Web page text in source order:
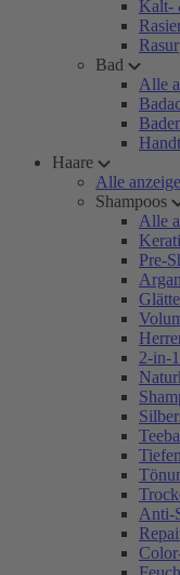
Kalt-
Bad
Alle
Haare
Alle
Shampoos
Alle
Pre-
2-in-
Anti-